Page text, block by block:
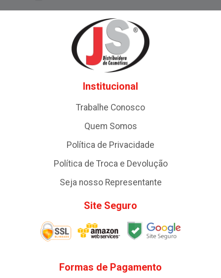
Institucional
Trabalhe Conosco
Quem Somos
Política de Privacidade
Política de Troca e Devolução
Seja nosso Representante
Site Seguro
Formas de Pagamento